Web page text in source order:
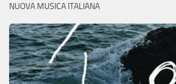
NUOVA MUSICA ITALIANA